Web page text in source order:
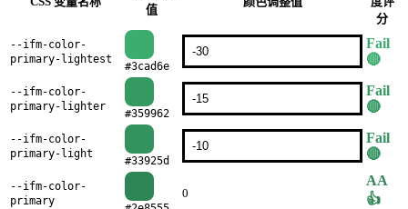
值
分
--ifm-color-
primary-lightest
#3cad6e
Fail
🔴
--ifm-color-
primary-lighter
#359962
Fail
🔴
--ifm-color-
primary-light
#33925d
Fail
🔴
--ifm-color-
primary
0
AA
👍